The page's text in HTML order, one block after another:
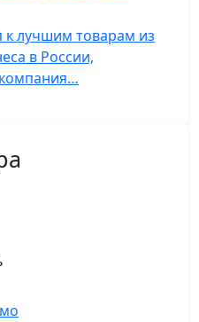
к лучшим товарам из
в России,